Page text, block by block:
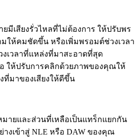
ยมีเสียงรั่วไหลที่ไม่ต้องการ ให้ปรับพร
ให้คมชัดขึ้น หรือเพิ่มพรอมต์ช่วงเวลา
งเวลาที่แหล่งที่มาสะอาดที่สุด
ให้ปรับการคลิกด้วยภาพของคุณให้
ที่มาของเสียงให้ดีขึ้น
มายและส่วนที่เหลือเป็นแทร็กแยกกัน
างเข้าสู่ NLE หรือ DAW ของคุณ